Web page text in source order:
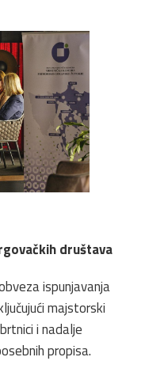
društava
ispunjavanja
majstorski
i nadalje
propisa.